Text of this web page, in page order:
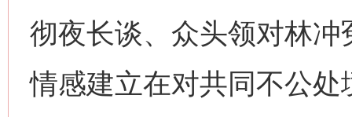
彻夜长谈、众头领对林
情感建立在对共同不公